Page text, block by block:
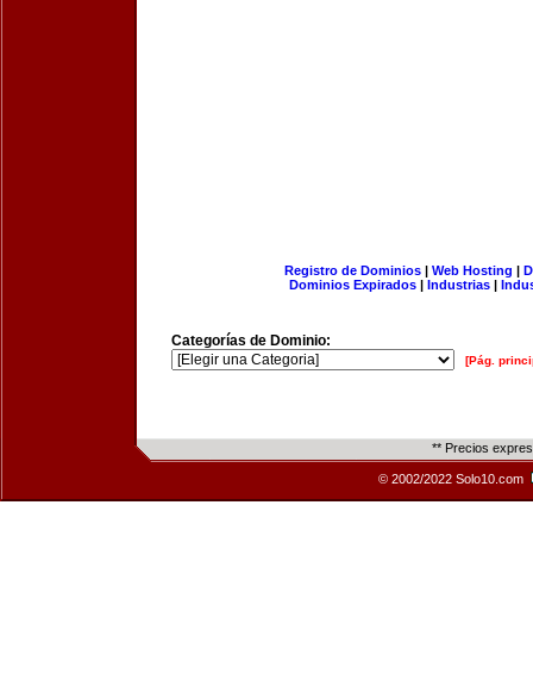
Registro de Dominios| Web Hosting |
Dominios Expirados | Industrias |
Categorías de Dominio:
[Pág.
** Precios
© 2002/2022 Solo10.com